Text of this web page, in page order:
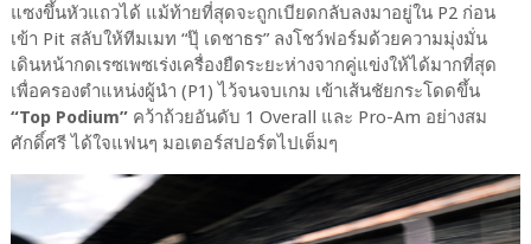
แซงขึ้นหัวแถวได้ แม้ท้ายที่สุดจะถูกเบียดกลับลงมาอยู่ใน P2 ก่อน
เข้า Pit สลับให้ทีมเมท “ปุ๊ เดชาธร” ลงโชว์ฟอร์มด้วยความมุ่งมั่น
เดินหน้ากดเรซเพซเร่งเครื่องยืดระยะห่างจากคู่แข่งให้ได้มากที่สุด
เพื่อครองตำแหน่งผู้นำ​ (P1)​ ไว้จนจบเกม เข้าเส้นชัยกระโดดขึ้น​
“Top Podium”คว้าถ้วยอันดับ​ 1​ Overall และ Pro-Am อย่างสม
ศักดิ์ศรี ได้ใจแฟนๆ มอเตอร์สปอร์ตไปเต็มๆ